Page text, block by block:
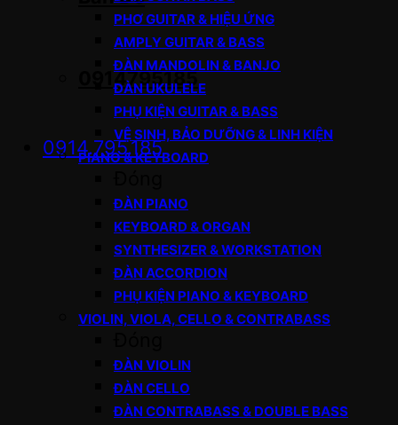
0914795185
0914.795.185
PHƠ GUITAR & HIỆU ỨNG
AMPLY GUITAR & BASS
ĐÀN MANDOLIN & BANJO
ĐÀN UKULELE
PHỤ KIỆN GUITAR & BASS
VỆ SINH, BẢO DƯỠNG & LINH KIỆN
PIANO & KEYBOARD
ĐÀN PIANO
KEYBOARD & ORGAN
SYNTHESIZER & WORKSTATION
ĐÀN ACCORDION
PHỤ KIỆN PIANO & KEYBOARD
VIOLIN, VIOLA, CELLO & CONTRABASS
ĐÀN VIOLIN
ĐÀN CELLO
ĐÀN CONTRABASS & DOUBLE BASS